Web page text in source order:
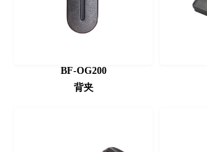
BF-OG200
背夹